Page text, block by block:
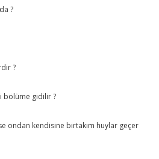
?
?
bölüme gidilir ?
ondan kendisine birtakım huylar geçer